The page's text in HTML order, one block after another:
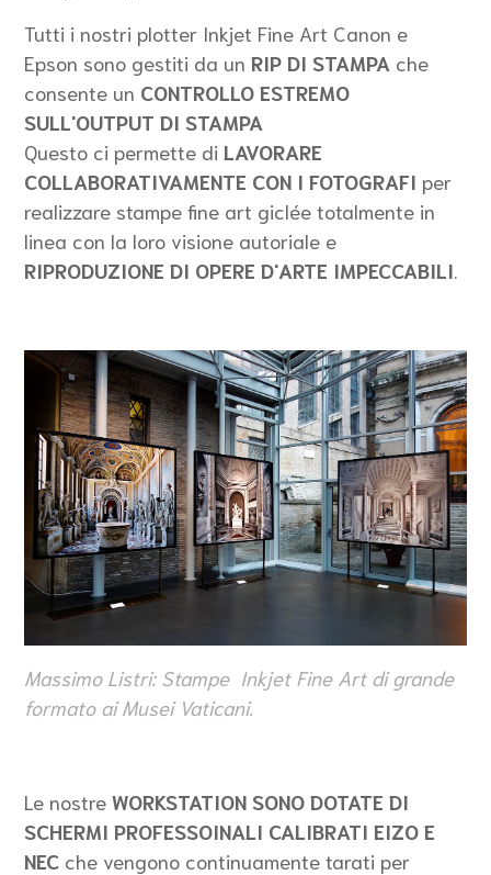
Tutti i nostri plotter Inkjet Fine Art Canon e
Epson sono gestiti da un RIP DI STAMPA che
consente un CONTROLLO ESTREMO
SULL'OUTPUT DI STAMPA
Questo ci permette diLAVORARE
COLLABORATIVAMENTE CON I FOTOGRAFI per
realizzare stampe fine art giclée totalmente in
linea con la loro visione autoriale e
RIPRODUZIONE DI OPERE D'ARTE IMPECCABILI.
Massimo Listri: Stampe Inkjet Fine Art di grande
formato ai Musei Vaticani.
Le nostreWORKSTATION SONO DOTATE DI
SCHERMI PROFESSOINALI CALIBRATI EIZO E
NEC che vengono continuamente tarati per